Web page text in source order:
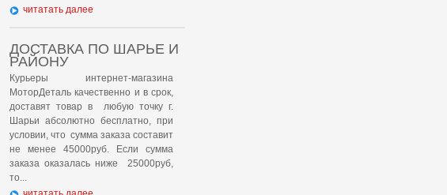
читатать далее
ДОСТАВКА ПО ШАРЬЕ И
РАЙОНУ
Курьеры интернет-магазина
МоторДеталь качественно и в срок,
доставят товар в любую точку г.
Шарьи абсолютно бесплатно, при
условии, что сумма заказа составит
не менее 45000руб. Если сумма
заказа оказалась ниже 25000руб,
то...